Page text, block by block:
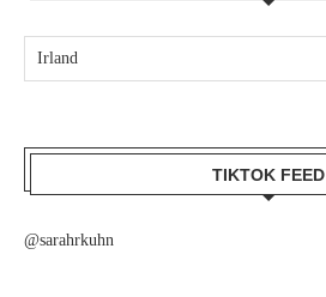
TIKTOK FEED
@sarahrkuhn